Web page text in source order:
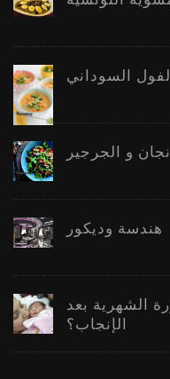
السوداني
و الجرجير
هندسة وديكور
الشهرية بعد
الإنجاب؟